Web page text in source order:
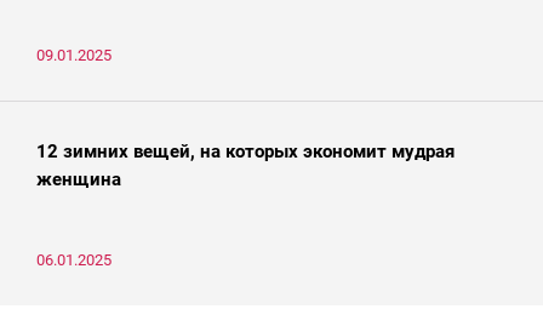
09.01.2025
12 зимних вещей, на которых экономит мудрая
женщина
06.01.2025